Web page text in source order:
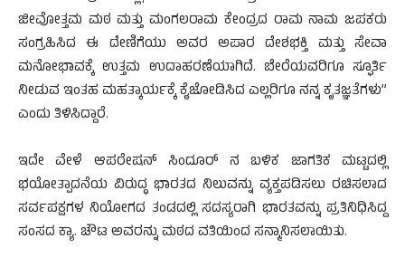
ಜೀವೋತ್ತಮ ಮಠ ಮತ್ತು ಮಂಗಲರಾಮ ಕೇಂದ್ರದ ರಾಮ ನಾಮ ಜಪಕರು
ಸಂಗ್ರಹಿಸಿದ ಈ ದೇಣಿಗೆಯು ಅವರ ಅಪಾರ ದೇಶಭಕ್ತಿ ಮತ್ತು ಸೇವಾ
ಮನೋಭಾವಕ್ಕೆ ಉತ್ತಮ ಉದಾಹರಣೆಯಾಗಿದೆ. ಬೇರೆಯವರಿಗೂ ಸ್ಫೂರ್ತಿ
ನೀಡುವ ಇಂತಹ ಮಹತ್ಕಾರ್ಯಕ್ಕೆ ಕೈಜೋಡಿಸಿದ ಎಲ್ಲರಿಗೂ ನನ್ನ ಕೃತಜ್ಞತೆಗಳು”
ಎಂದು ತಿಳಿಸಿದ್ದಾರೆ.
ಇದೇ ವೇಳೆ ಆಪರೇಷನ್ ಸಿಂದೂರ್ ನ ಬಳಿಕ ಜಾಗತಿಕ ಮಟ್ಟದಲ್ಲಿ
ಭಯೋತ್ಪಾದನೆಯ ವಿರುದ್ಧ ಭಾರತದ ನಿಲುವನ್ನು ವ್ಯಕ್ತಪಡಿಸಲು ರಚಿಸಲಾದ
ಸರ್ವಪಕ್ಷಗಳ ನಿಯೋಗದ ತಂಡದಲ್ಲಿ ಸದಸ್ಯರಾಗಿ ಭಾರತವನ್ನು ಪ್ರತಿನಿಧಿಸಿದ್ದ
ಸಂಸದ ಕ್ಯಾ. ಚೌಟ ಅವರನ್ನು ಮಠದ ವತಿಯಿಂದ ಸನ್ಮಾನಿಸಲಾಯಿತು.